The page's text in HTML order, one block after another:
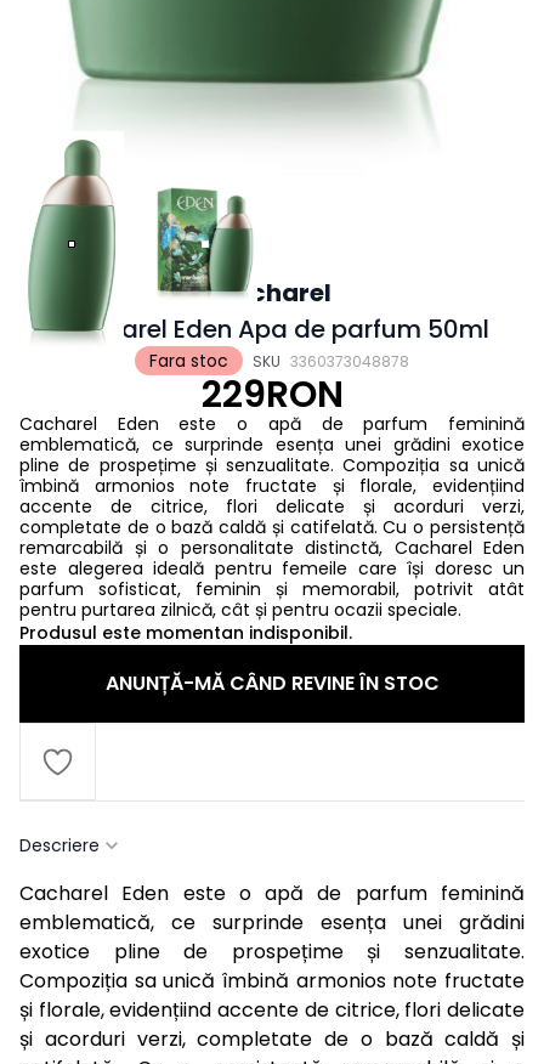
Fara stoc SKU 3360373048878
Cacharel
Cacharel Eden Apa de parfum 50ml
229RON
Cacharel Eden este o apă de parfum feminină
emblematică, ce surprinde esența unei grădini exotice
pline de prospețime și senzualitate. Compoziția sa unică
îmbină armonios note fructate și florale, evidențiind
accente de citrice, flori delicate și acorduri verzi,
completate de o bază caldă și catifelată. Cu o persistență
remarcabilă și o personalitate distinctă, Cacharel Eden
este alegerea ideală pentru femeile care își doresc un
parfum sofisticat, feminin și memorabil, potrivit atât
pentru purtarea zilnică, cât și pentru ocazii speciale.
Produsul este momentan indisponibil.
ANUNȚĂ-MĂ CÂND REVINE ÎN STOC
Descriere
Cacharel Eden este o apă de parfum feminină
emblematică, ce surprinde esența unei grădini
exotice pline de prospețime și senzualitate.
Compoziția sa unică îmbină armonios note fructate
și florale, evidențiind accente de citrice, flori delicate
și acorduri verzi, completate de o bază caldă și